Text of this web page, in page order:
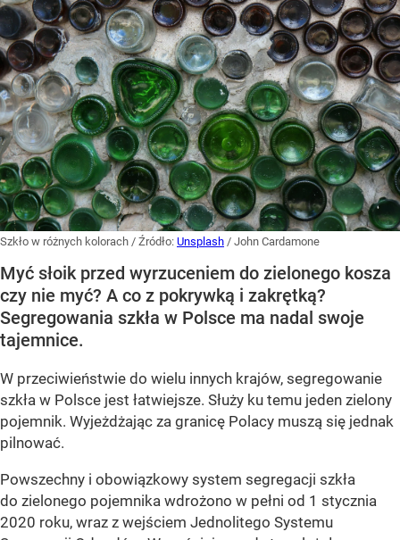
Szkło w różnych kolorach / Źródło: Unsplash / John Cardamone
Myć słoik przed wyrzuceniem do zielonego kosza
czy nie myć? A co z pokrywką i zakrętką?
Segregowania szkła w Polsce ma nadal swoje
tajemnice.
W przeciwieństwie do wielu innych krajów, segregowanie
szkła w Polsce jest łatwiejsze. Służy ku temu jeden zielony
pojemnik. Wyjeżdżając za granicę Polacy muszą się jednak
pilnować.
Powszechny i obowiązkowy system segregacji szkła
do zielonego pojemnika wdrożono w pełni od 1 stycznia
2020 roku, wraz z wejściem Jednolitego Systemu